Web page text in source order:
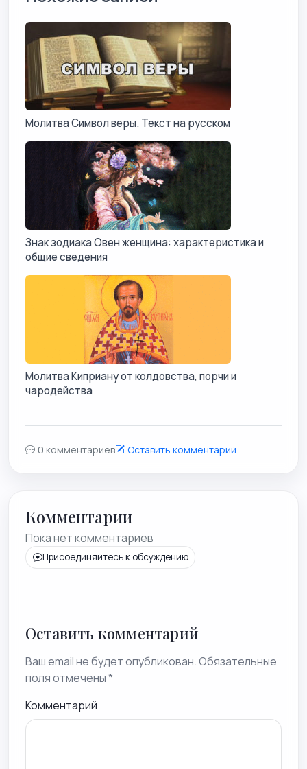
Молитва Символ веры. Текст на русском
Знак зодиака Овен женщина: характеристика и
общие сведения
Молитва Киприану от колдовства, порчи и
чародейства
0 комментариев Оставить комментарий
Комментарии
Пока нет комментариев
Присоединяйтесь к обсуждению
Оставить комментарий
Ваш email не будет опубликован. Обязательные
поля отмечены *
Комментарий